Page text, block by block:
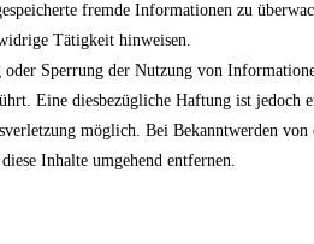
fremde Informationen zu
Tätigkeit hinweisen.
Sperrung der Nutzung von
Eine diesbezügliche Haftung ist jedoch
möglich. Bei Bekanntwerden von
Inhalte umgehend entfernen.